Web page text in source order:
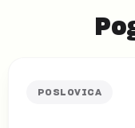
POSLOVICA